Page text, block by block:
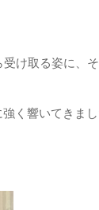
け取る姿に、
く響いてきまし